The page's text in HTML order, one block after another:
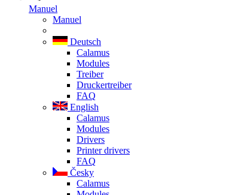
Manuel
Manuel
Deutsch
Calamus
Modules
Treiber
Druckertreiber
FAQ
English
Calamus
Modules
Drivers
Printer drivers
FAQ
Česky
Calamus